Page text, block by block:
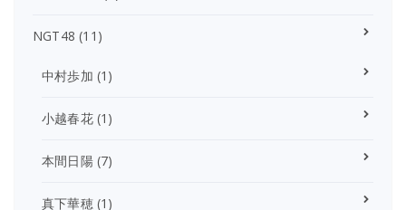
NGT48 (11)
中村歩加 (1)
小越春花(1)
本間日陽(7)
真下華穂(1)